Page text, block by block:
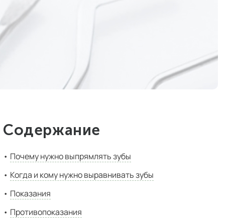
Содержание
Почему нужно выпрямлять зубы
Когда и кому нужно выравнивать зубы
Показания
Противопоказания